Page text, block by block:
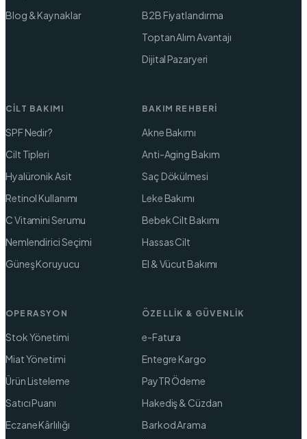
Blog & Kaynaklar
B2B Fiyatlandırma
Toptan Alım Avantajı
Dijital Pazaryeri
CILT BAKIMI
SPF Nedir?
Cilt Tipleri
Hyalüronik Asit
Retinol Kullanımı
C Vitamini Serumu
Nemlendirici Seçimi
Güneş Koruyucu
BAKIM REHBERI
Akne Bakımı
Anti-Aging Bakım
Saç Dökülmesi
Leke Bakımı
Bebek Cilt Bakımı
Hassas Cilt
El & Vücut Bakımı
OPERASYON
Stok Yönetimi
Miat Yönetimi
Ürün Listeleme
Satıcı Puanı
Eczane Kârlılığı
ÖZELLIK & GÜVENLIK
e-Fatura
Entegre Kargo
PayTR Ödeme
Hakediş & Cüzdan
Barkod Arama